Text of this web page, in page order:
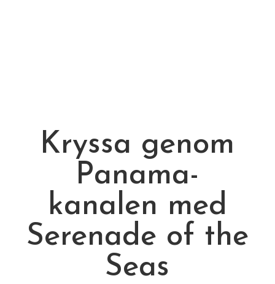
Kryssa genom
Panama­
kanalen med
Serenade of the
Seas